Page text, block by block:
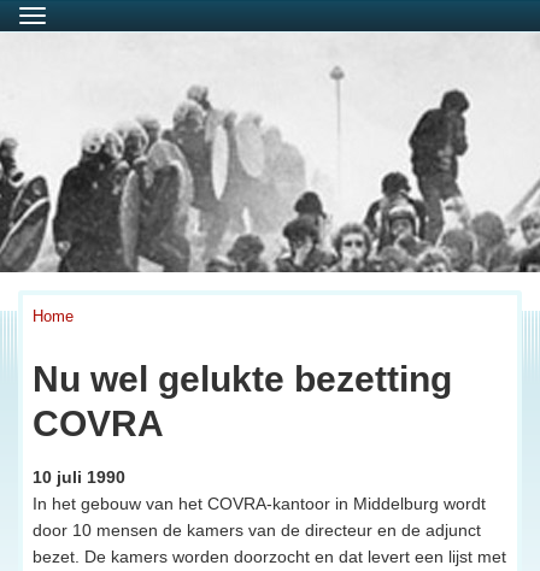
Menu
Home
Nu wel gelukte bezetting
COVRA
10 juli 1990
In het gebouw van het COVRA-kantoor in Middelburg wordt
door 10 mensen de kamers van de directeur en de adjunct
bezet. De kamers worden doorzocht en dat levert een lijst met